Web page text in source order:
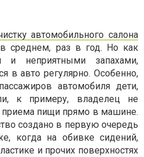
автомобильного салона
среднем, раз в год. Но как
и неприятными запахами,
в авто регулярно. Особенно,
автомобиля дети,
к примеру, владелец не
приема пищи прямо в машине.
создано в первую очередь
когда на обивке сидений,
и прочих поверхностях